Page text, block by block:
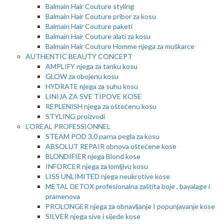
Balmain Hair Couture styling
Balmain Hair Couture pribor za kosu
Balmain Hair Couture paketi
Balmain Hair Couture alati za kosu
Balmain Hair Couture Homme njega za muškarce
AUTHENTIC BEAUTY CONCEPT
AMPLIFY njega za tanku kosu
GLOW za obojenu kosu
HYDRATE njega za suhu kosu
LINIJA ZA SVE TIPOVE KOSE
REPLENISH njega za oštećenu kosu
STYLING proizvodi
L’OREAL PROFESSIONNEL
STEAM POD 3.0 parna pegla za kosu
ABSOLUT REPAIR obnova oštećene kose
BLONDIFIER njega Blond kose
INFORCER njega za lomljivu kosu
LISS UNLIMITED njega neukrotive kose
METAL DETOX profesionalna zaštita boje , bayalage i
pramenova
PROLONGER njega za obnavljanje I popunjavanje kose
SILVER njega sive i sijede kose